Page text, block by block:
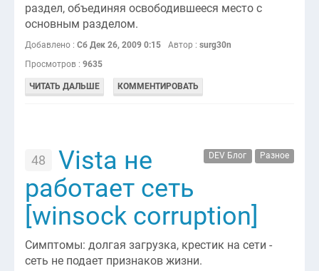
раздел, объединяя освободившееся место с
основным разделом.
Добавлено : Сб Дек 26, 2009 0:15 Автор : surg30n
Просмотров : 9635
ЧИТАТЬ ДАЛЬШЕ КОММЕНТИРОВАТЬ
DEV Блог Разное
48
Vista не
работает сеть
[winsock corruption]
Симптомы: долгая загрузка, крестик на сети -
сеть не подает признаков жизни.